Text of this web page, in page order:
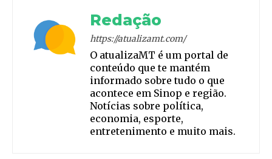
Redação
https://atualizamt.com/
O atualizaMT é um portal de
conteúdo que te mantém
informado sobre tudo o que
acontece em Sinop e região.
Notícias sobre política,
economia, esporte,
entretenimento e muito mais.